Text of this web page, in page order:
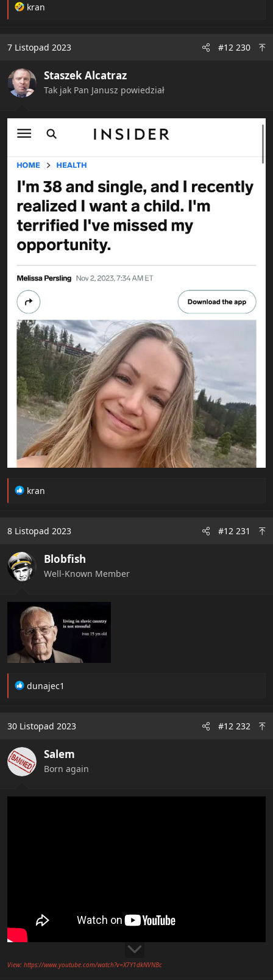
R
t
o
n
s
kran
7 Listopad 2023 #12 230
Staszek Alcatraz
Tak jak Pan Janusz powiedział
R
t
o
n
s
kran
8 Listopad 2023 #12 231
Blobfish
Well-Known Member
R
t
o
n
s
dunajec1
30 Listopad 2023 #12 232
Salem
Born again
View: https://www.youtube.com/watch?v=X7Y1dkNVNBc